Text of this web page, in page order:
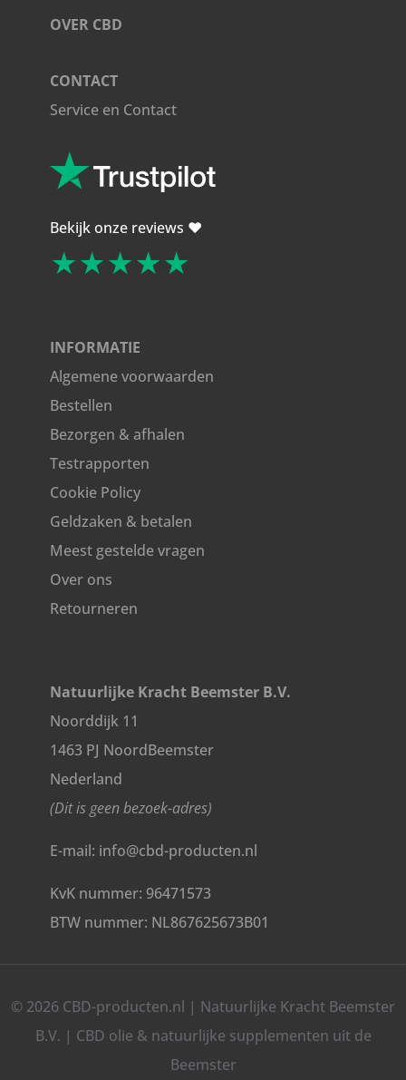
OVER CBD
CONTACT
Service en Contact
Bekijk onze reviews ❤️
★★★★★
INFORMATIE
Algemene voorwaarden
Bestellen
Bezorgen & afhalen
Testrapporten
Cookie Policy
Geldzaken & betalen
Meest gestelde vragen
Over ons
Retourneren
Natuurlijke Kracht Beemster B.V.
Noorddijk 11
1463 PJ NoordBeemster
Nederland
(Dit is geen bezoek-adres)
E-mail: info@cbd-producten.nl
KvK nummer: 96471573
BTW nummer: NL867625673B01
© 2026 CBD-producten.nl | Natuurlijke Kracht Beemster
B.V. | CBD olie & natuurlijke supplementen uit de
Beemster